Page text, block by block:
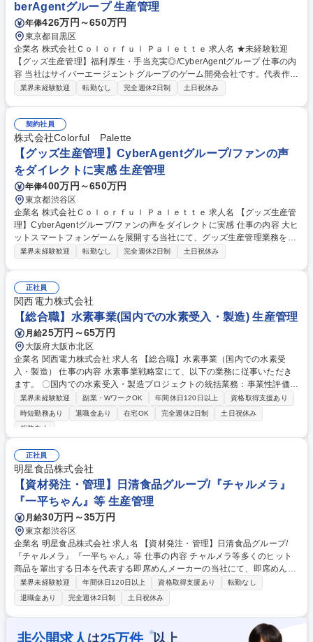
berAgentグループ 生産管理
年俸426万円～650万円
東京都目黒区
企業名 株式会社Ｃｏｌｏｒｆｕｌ Ｐａｌｅｔｔｅ 求人名 ★未経験歓迎
【グッズ生産管理】福利厚生・手当充実◎/CyberAgentグループ 仕事の内
容 当社はサイバーエージェントグループのゲーム開発会社です。代表作で
ある『プロジェクトセカイ カラフルステージ！ feat. 初音ミク』の開発・
定を含め一貫して携わっていただきます。 【具体的には】■グッズの見積
もり・入稿・納品までの一連の業務 ■サプライヤーハンドリングやコス
ト・納期の交渉 ■発注書・請求書の対応や商品企画・製造ライン調整 募集
職種 ★未経験歓迎【グッズ生産管理】福利厚生・手当充実◎/CyberAgent
グループ
業界未経験歓迎 転勤なし 完全週休2日制 土日祝休み
契約社員
株式会社Colorful Palette
【グッズ生産管理】CyberAgentグループ/ファンの声
をダイレクトに実感 生産管理
年俸400万円～650万円
東京都渋谷区
企業名 株式会社Ｃｏｌｏｒｆｕｌ Ｐａｌｅｔｔｅ 求人名 【グッズ生産管
理】CyberAgentグループ/ファンの声をダイレクトに実感 仕事の内容 大ヒ
ットスマートフォンゲームを展開する当社にて、グッズ生産管理業務をご
担当。企画やデザイナーと協力しながら、見積もり、入稿、サプライヤー
ラインやスケジュールの調整、コスト交渉 ■製造に伴う発注書・請求書対
応 【仕事の魅力】チームでのものづくりを大切にしており、セクションの
垣根を超えた企画提案も可能です。自社タイトルのため、完成したグッズ
へのファンの反響をダイレクトに感じられます。 募集職種 【グッズ生産
管理】CyberAgentグループ/ファンの声をダイレクトに実感
業界未経験歓迎 転勤なし 完全週休2日制 土日祝休み
正社員
関西電力株式会社
【総合職】水素事業(国内での水素受入・製造) 生産管理
月給25万円～65万円
大阪府大阪市北区
企業名 関西電力株式会社 求人名 【総合職】水素事業（国内での水素受
入・製造） 仕事の内容 水素事業戦略室にて、以下の業務に従事いただき
ます。 〇国内での水素受入・製造プロジェクトの統括業務：事業性評価
（ファイナンスの組成含む）/事業スキーム全般の立案/事業パートナーの
選定・協議/ 各種契約の締結/関係省庁、自治体等との協議、調整/プロジェ
クト全体工程の策定と管理 〇技術検討：インハウスエンジニアとして、以
守計画立案■発注：仕様策定、発注先選定、コスト精査■施工：図面レビュ
ー・許認可取得・安全管理・工程管理・コスト管理 募集職種 【総合職】
水素事業（国内での水素受入・製造）
業界未経験歓迎 副業・WワークOK 年間休日120日以上
資格取得支援あり
時短勤務あり
退職金あり 在宅OK 完全週休2日制
土日祝休み
服装自由
正社員
明星食品株式会社
【資材発注・管理】日清食品グループ/『チャルメラ』
『一平ちゃん』等 生産管理
月給30万円～35万円
東京都渋谷区
企業名 明星食品株式会社 求人名 【資材発注・管理】日清食品グループ/
『チャルメラ』『一平ちゃん』等 仕事の内容 チャルメラ等多くのヒット
商品を輩出する日本を代表する即席めんメーカーの当社にて、即席めん事
業の資材管理・生産管理の領域の業務推進をご担当いただきます。 【詳
細】 ■資材発注管理業務 ■資材メーカーとの折衝業務 ■資材マスター管理
業務 ■生産工場との連絡業務 ■資材関連の事業計画策定業務 募集職種 【資
材発注・管理】日清食品グループ/『チャルメラ』『一平ちゃん』等
業界未経験歓迎 年間休日120日以上 資格取得支援あり
転勤なし
退職金あり
完全週休2日制 土日祝休み
非公開求人 は25万件 ※以上